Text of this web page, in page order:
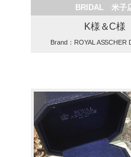
BRIDAL 米子
K様＆C様
Brand：ROYAL ASSCHER